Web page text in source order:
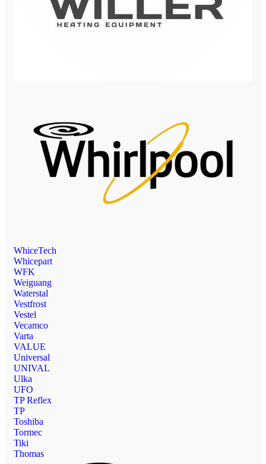
WhiceTech
Whicepart
WFK
Weiguang
Waterstal
Vestfrost
Vestel
Vecamco
Varta
VALUE
Universal
UNIVAL
Ulka
UFO
TP Reflex
TP
Toshiba
Tormec
Tiki
Thomas